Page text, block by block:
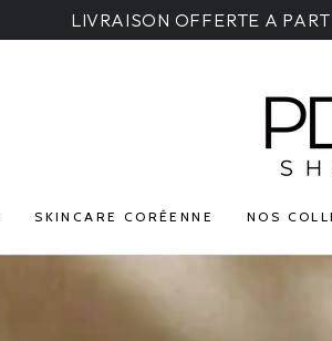
LIVRAISON OFFERTE A
SKINCARE CORÉENNE NOS